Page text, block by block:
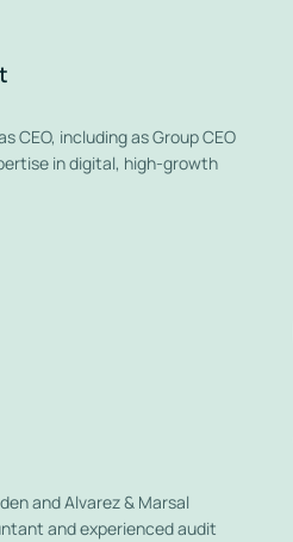
CEO, including as Group CEO
in digital, high-growth
and Alvarez & Marsal
and experienced audit